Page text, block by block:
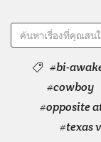
#bi-
#cowboy
#opposite
#texas